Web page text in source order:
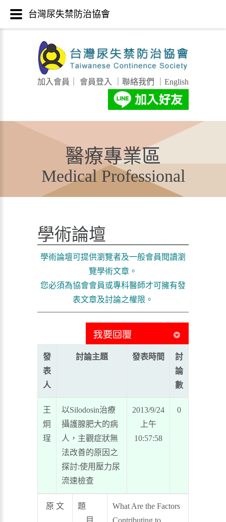
加入會員 會員登入 聯絡我們 English
醫療專業區
Medical Professional
學術論壇
學術論壇可提供瀏覽者及一般會員閱讀瀏
覽學術文章。
您必須為協會會員或專科醫師才可擁有發
表文章及討論之權限。
發
表
人
討論主題 發表時間
討
論
數
王
炯
珵
以Silodosin治療
攝護腺肥大的病
人，主觀症狀無
法改善的原因之
探討:使用壓力尿
流速檢查
2013/9/24
上午
10:57:58
0
原 文
題
What Are the Factors
台灣尿失禁防治協會